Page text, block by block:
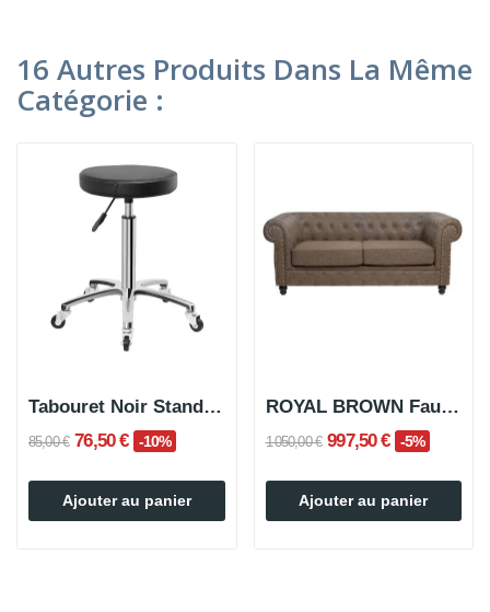
16 Autres Produits Dans La Même
Catégorie :
Tabouret Noir Standard PORA
85,00 € 76,50 € -10%
Ajouter au panier
ROYAL BROWN Fauteuil D'Attente 2 Places
1 050,00 € 997,50 € -5%
Ajouter au panier